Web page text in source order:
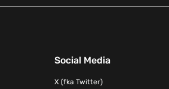
Social Media
X (fka Twitter)